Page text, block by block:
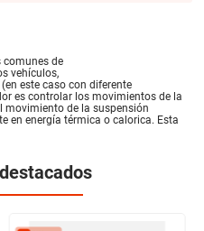
comunes de
vehículos,
este caso con diferente
es controlar los movimientos de la
movimiento de la suspensión
en energía térmica o calorica. Esta